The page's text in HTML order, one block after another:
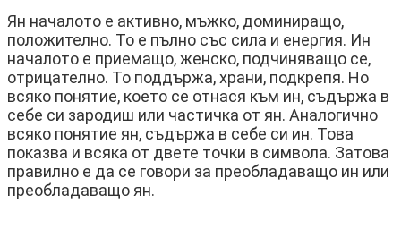
Ян началото е активно, мъжко, доминиращо,
положително. То е пълно със сила и енергия. Ин
началото е приемащо, женско, подчиняващо се,
отрицателно. То поддържа, храни, подкрепя. Но
всяко понятие, което се отнася към ин, съдържа в
себе си зародиш или частичка от ян. Аналогично
всяко понятие ян, съдържа в себе си ин. Това
показва и всяка от двете точки в символа. Затова
правилно е да се говори за преобладаващо ин или
преобладаващо ян.